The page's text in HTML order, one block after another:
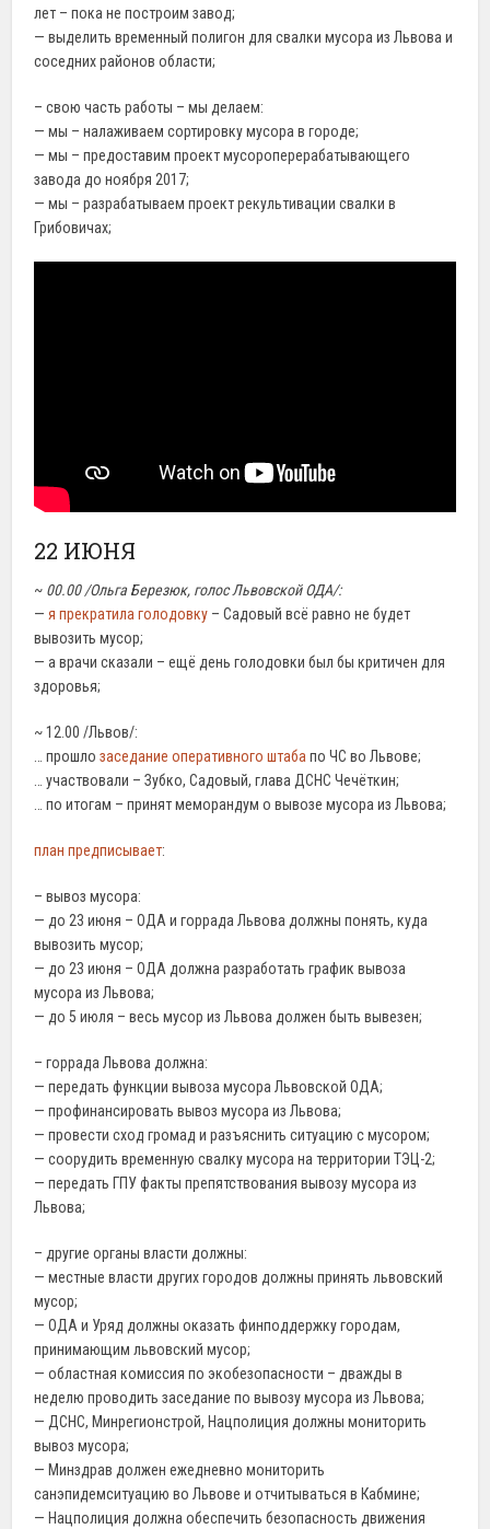
лет – пока не построим завод;
— выделить временный полигон для свалки мусора из Львова и
соседних районов области;
– свою часть работы – мы делаем:
— мы – налаживаем сортировку мусора в городе;
— мы – предоставим проект мусороперерабатывающего
завода до ноября 2017;
— мы – разрабатываем проект рекультивации свалки в
Грибовичах;
22 ИЮНЯ
~ 00.00 /Ольга Березюк, голос Львовской ОДА/:
—я прекратила голодовку – Садовый всё равно не будет
вывозить мусор;
— а врачи сказали – ещё день голодовки был бы критичен для
здоровья;
~ 12.00 /Львов/:
… прошлозаседание оперативного штаба по ЧС во Львове;
… участвовали – Зубко, Садовый, глава ДСНС Чечёткин;
… по итогам – принят меморандум о вывозе мусора из Львова;
план предписывает:
– вывоз мусора:
— до 23 июня – ОДА и горрада Львова должны понять, куда
вывозить мусор;
— до 23 июня – ОДА должна разработать график вывоза
мусора из Львова;
— до 5 июля – весь мусор из Львова должен быть вывезен;
– горрада Львова должна:
— передать функции вывоза мусора Львовской ОДА;
— профинансировать вывоз мусора из Львова;
— провести сход громад и разъяснить ситуацию с мусором;
— соорудить временную свалку мусора на территории ТЭЦ-2;
— передать ГПУ факты препятствования вывозу мусора из
Львова;
– другие органы власти должны:
— местные власти других городов должны принять львовский
мусор;
— ОДА и Уряд должны оказать финподдержку городам,
принимающим львовский мусор;
— областная комиссия по экобезопасности – дважды в
неделю проводить заседание по вывозу мусора из Львова;
— ДСНС, Минрегионстрой, Нацполиция должны мониторить
вывоз мусора;
— Минздрав должен ежедневно мониторить
санэпидемситуацию во Львове и отчитываться в Кабмине;
— Нацполиция должна обеспечить безопасность движения